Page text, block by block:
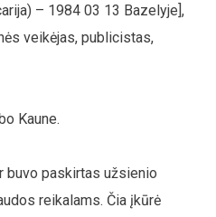
– 1984 03 13 Bazelyje],
veikėjas, publicistas,
Kaune.
buvo paskirtas užsienio
reikalams. Čia įkūrė